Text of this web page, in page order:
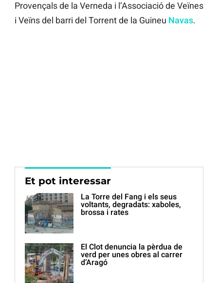
Provençals de la Verneda i l’Associació de Veïnes
i Veïns del barri del Torrent de la Guineu Navas.
Et pot interessar
La Torre del Fang i els seus
voltants, degradats: xaboles,
brossa i rates
El Clot denuncia la pèrdua de
verd per unes obres al carrer
d’Aragó